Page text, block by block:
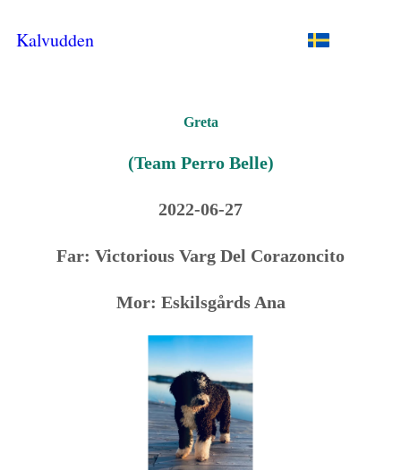
Kalvudden
Greta
(Team Perro Belle)
2022-06-27
Far: Victorious Varg Del Corazoncito
Mor: Eskilsgårds Ana